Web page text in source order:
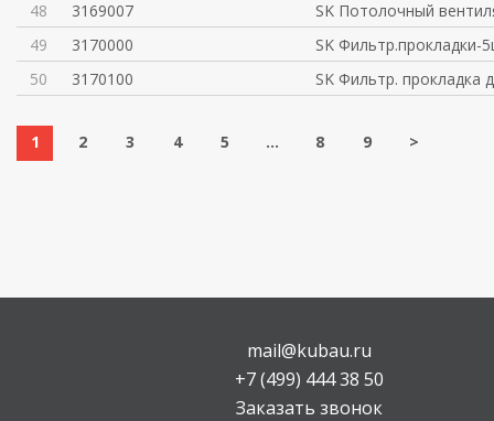
48
3169007
SK Потолочный
49
3170000
SK Фильтр.прокладки-
50
3170100 SK Фильтр. прокладка
1 2 3 4 5 ... 8 9 >
mail@kubau.ru
+7 (499) 444 38 50
Заказать звонок